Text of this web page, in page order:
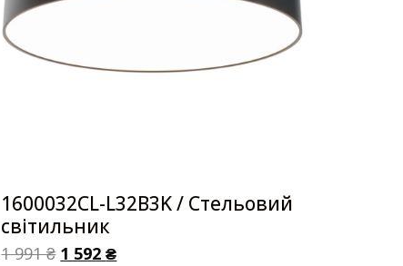
1600032CL-L32B3K / Стельовий
світильник
1 991₴ 1 592₴